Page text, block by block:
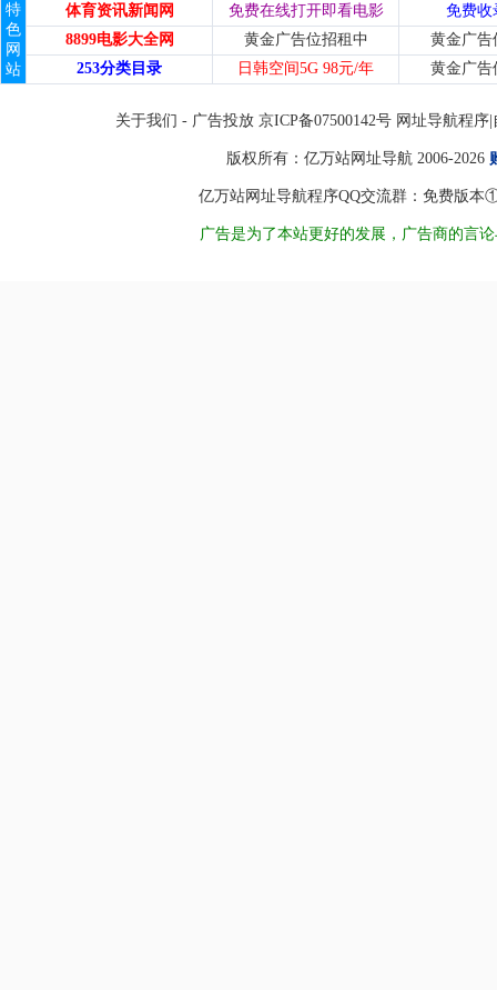
特
色
网
站
体育资讯新闻网 免费在线打开即看电影
免费收
8899电影大全网
黄金广告位招租中
黄金广告
253分类目录
日韩空间5G 98元/年 黄金广告
关于我们 - 广告投放 京ICP备07500142号 网址导航程
版权所有： 亿万站网址导航2006-2026
亿万站网址导航程序QQ交流群：免费版本
广告是为了本站更好的发展，广告商的言